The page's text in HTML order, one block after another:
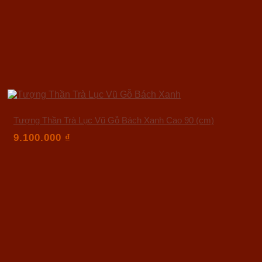
Tượng Thần Trà Lục Vũ Gỗ Bách Xanh Cao 90 (cm)
9.100.000 ₫